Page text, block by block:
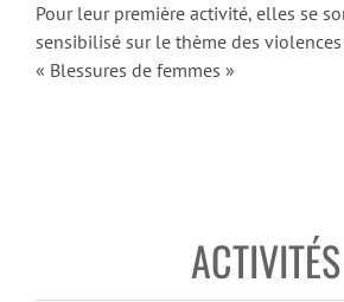
Pour leur première activité, elles se
sensibilisé sur le thème des violences
« Blessures de femmes »
ACTIVITÉS